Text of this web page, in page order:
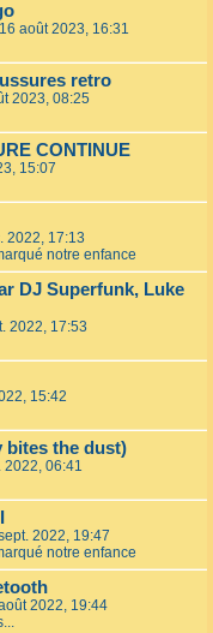
16 août 2023, 16:31
retro
2023, 08:25
CONTINUE
15:07
2022, 17:13
notre enfance
DJ Superfunk, Luke
2022, 17:53
15:42
bites the dust)
2022, 06:41
2022, 19:47
notre enfance
2022, 19:44